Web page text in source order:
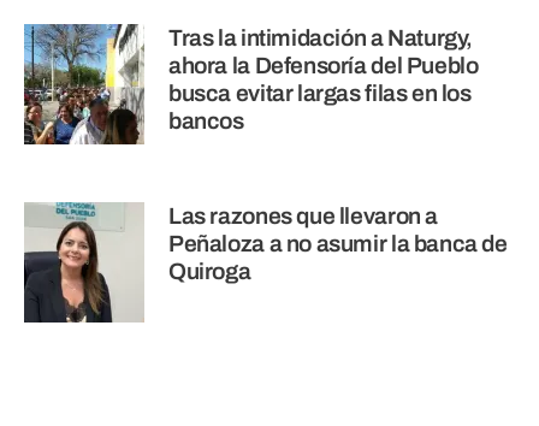
Tras la intimidación a Naturgy,
ahora la Defensoría del Pueblo
busca evitar largas filas en los
bancos
Las razones que llevaron a
Peñaloza a no asumir la banca de
Quiroga